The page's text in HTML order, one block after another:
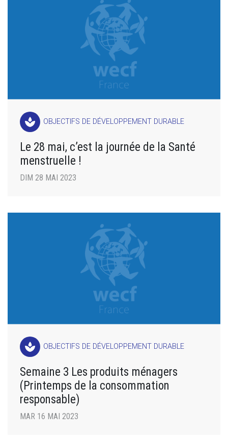
spa OBJECTIFS DE DÉVELOPPEMENT DURABLE
Le 28 mai, c’est la journée de la Santé
menstruelle !
DIM 28 MAI 2023
spa OBJECTIFS DE DÉVELOPPEMENT DURABLE
Semaine 3 Les produits ménagers
(Printemps de la consommation
responsable)
MAR 16 MAI 2023